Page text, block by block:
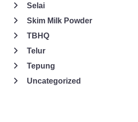
Selai
Skim Milk Powder
TBHQ
Telur
Tepung
Uncategorized